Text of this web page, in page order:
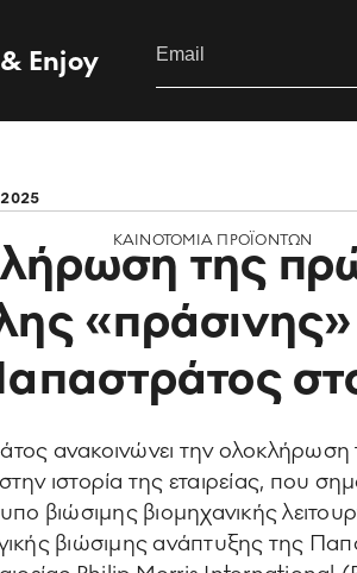
Enjoy
ΚΑΙΝΟΤΟΜΙΑ ΠΡΟΪΟΝΤΩΝ
της
ανακοινώνει την
ιστορία της εταιρείας, που
βιώσιμης βιομηχανικής
βιώσιμης ανάπτυξης της